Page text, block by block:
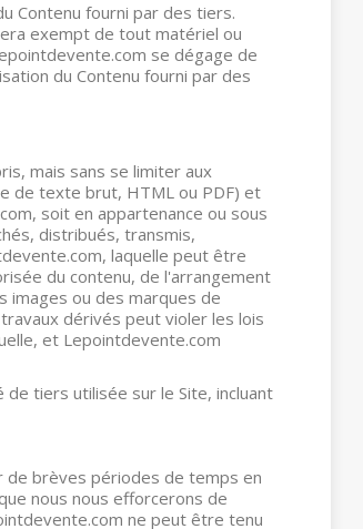
Contenu fourni par des tiers.
exempt de tout matériel ou
se dégage de
du Contenu fourni par des
mais sans se limiter aux
de texte brut, HTML ou PDF) et
soit en appartenance ou sous
distribués, transmis,
laquelle peut être
du contenu, de l'arrangement
images ou des marques de
dérivés peut violer les lois
et Lepointdevente.com
tiers utilisée sur le Site, incluant
de brèves périodes de temps en
nous nous efforcerons de
ne peut être tenu